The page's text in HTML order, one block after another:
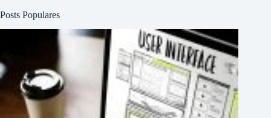
Posts Populares